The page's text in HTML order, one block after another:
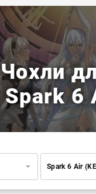
Чохли
Spark 6
Spark 6 Air